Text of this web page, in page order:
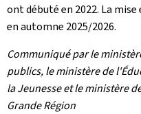
ont débuté en 2022. La
en automne 2025/2026.
Communiqué par le
publics, le ministère de
la Jeunesse et le ministère
Grande Région